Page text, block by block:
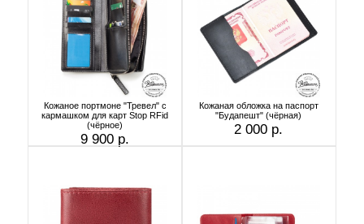
Кожаное портмоне "Тревел" с
кармашком для карт Stop RFid
(чёрное)
9 900 р.
Кожаная обложка на паспорт
"Будапешт" (чёрная)
2 000 р.